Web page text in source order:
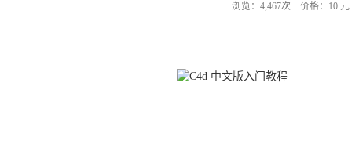
浏览：4,467次 价格：10 元